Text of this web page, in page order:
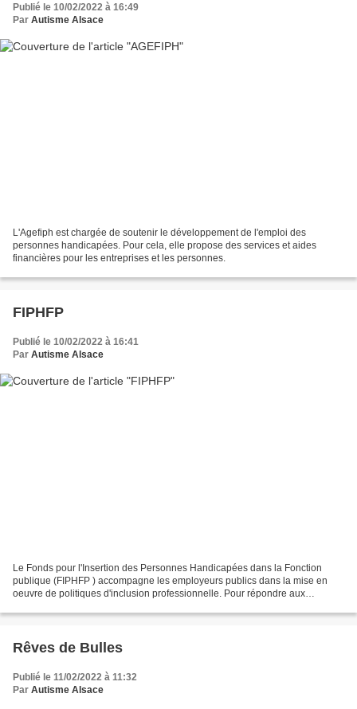
Publié le 10/02/2022 à 16:49
Par Autisme Alsace
L'Agefiph est chargée de soutenir le développement de l'emploi des
personnes handicapées. Pour cela, elle propose des services et aides
financières pour les entreprises et les personnes.
FIPHFP
Publié le 10/02/2022 à 16:41
Par Autisme Alsace
Le Fonds pour l'Insertion des Personnes Handicapées dans la Fonction
publique (FIPHFP ) accompagne les employeurs publics dans la mise en
oeuvre de politiques d'inclusion professionnelle. Pour répondre aux
Rêves de Bulles
Publié le 11/02/2022 à 11:32
Par Autisme Alsace